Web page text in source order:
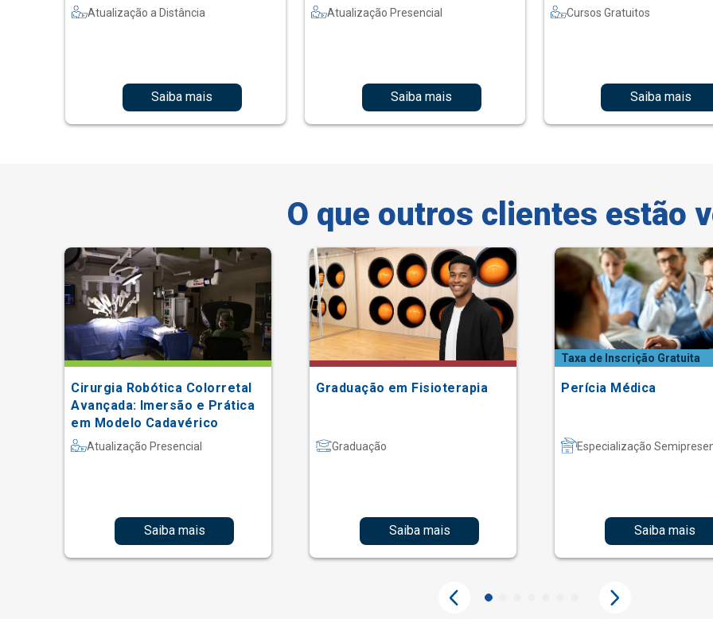
Atualização a Distância
Saiba mais
Atualização Presencial
Saiba mais
Cursos Gratuitos
Saiba mais
O que outros clientes estão
Cirurgia Robótica Colorretal
Avançada: Imersão e Prática
em Modelo Cadavérico
Atualização Presencial
Saiba mais
Graduação em Fisioterapia
Graduação
Saiba mais
Taxa de Inscrição Gratuita
Perícia Médica
Especialização
Saiba mais